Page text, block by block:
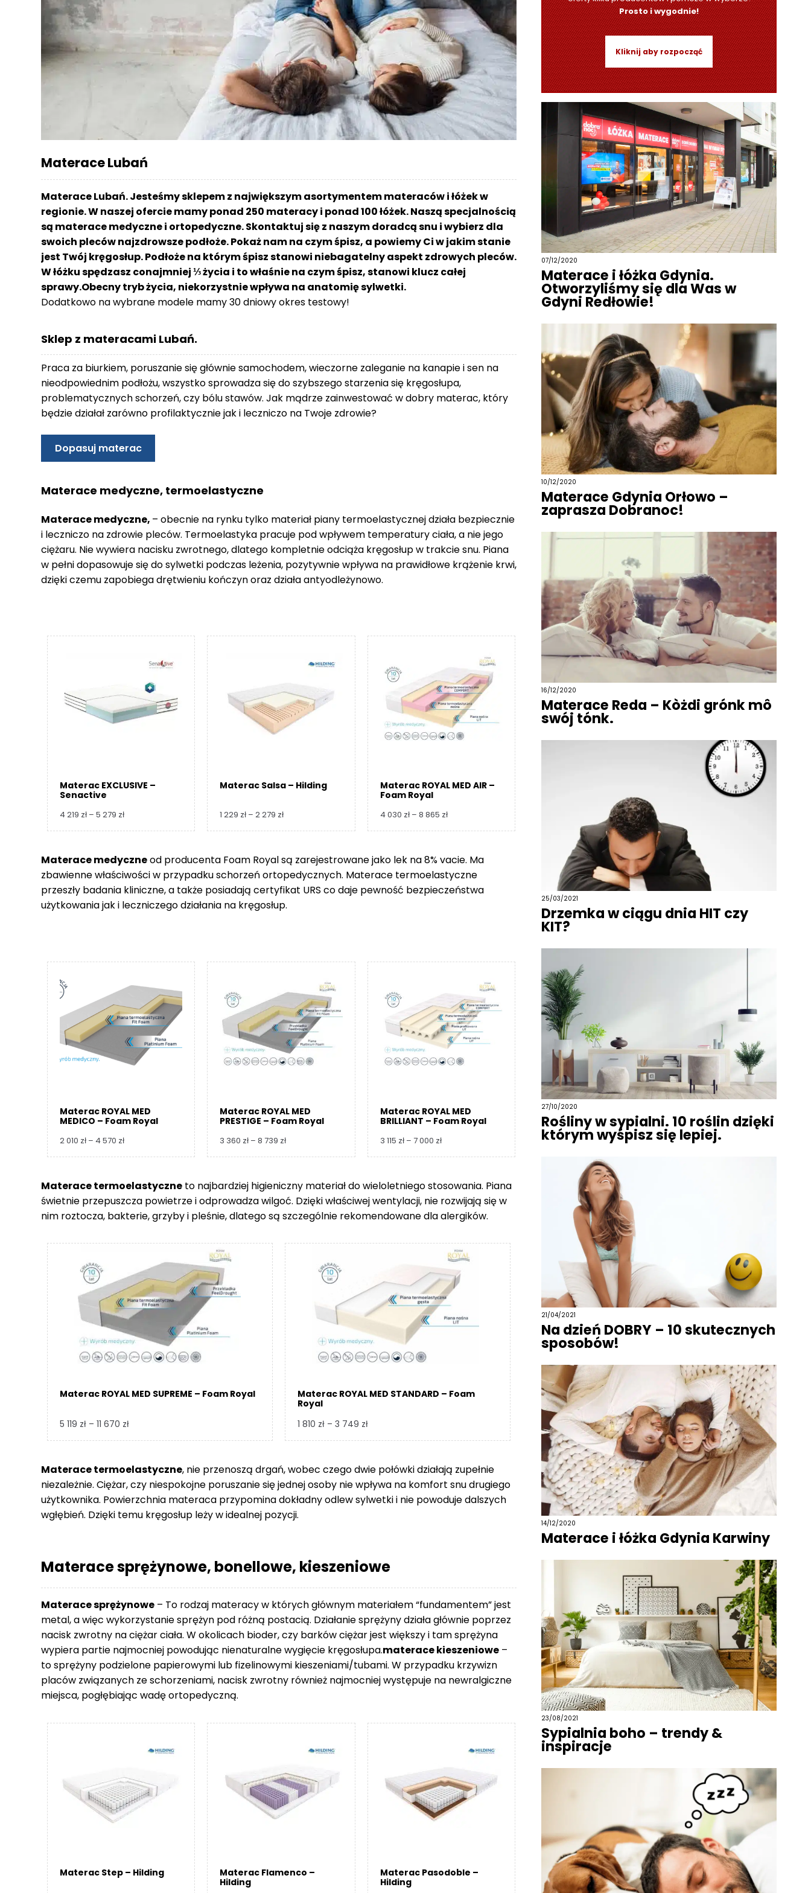
Materace Lubań
Materace Lubań. Jesteśmy sklepem z największym asortymentem materaców i łóżek w
regionie. W naszej ofercie mamy ponad 250 materacy i ponad 100 łóżek. Naszą specjalnością
są materace medyczne i ortopedyczne. Skontaktuj się z naszym doradcą snu i wybierz dla
swoich pleców najzdrowsze podłoże. Pokaż nam na czym śpisz, a powiemy Ci w jakim stanie
jest Twój kręgosłup. Podłoże na którym śpisz stanowi niebagatelny aspekt zdrowych pleców.
W łóżku spędzasz conajmniej ⅓ życia i to właśnie na czym śpisz, stanowi klucz całej
sprawy.Obecny tryb życia, niekorzystnie wpływa na anatomię sylwetki.
Dodatkowo na wybrane modele mamy 30 dniowy okres testowy!
Sklep z materacami Lubań.
Praca za biurkiem, poruszanie się głównie samochodem, wieczorne zaleganie na kanapie i sen na
nieodpowiednim podłożu, wszystko sprowadza się do szybszego starzenia się kręgosłupa,
problematycznych schorzeń, czy bólu stawów. Jak mądrze zainwestować w dobry materac, który
będzie działał zarówno profilaktycznie jak i leczniczo na Twoje zdrowie?
Dopasuj materac
Materace medyczne, termoelastyczne
Materace medyczne, – obecnie na rynku tylko materiał piany termoelastycznej działa bezpiecznie
i leczniczo na zdrowie pleców. Termoelastyka pracuje pod wpływem temperatury ciała, a nie jego
ciężaru. Nie wywiera nacisku zwrotnego, dlatego kompletnie odciąża kręgosłup w trakcie snu. Piana
w pełni dopasowuje się do sylwetki podczas leżenia, pozytywnie wpływa na prawidłowe krążenie krwi,
dzięki czemu zapobiega drętwieniu kończyn oraz działa antyodleżynowo.
Materac EXCLUSIVE –
Senactive
4 219 zł – 5 279 złZakres
219 zł
do
5
279 zł
Materac Salsa – Hilding
1 229 zł – 2 279 złZakres
229 zł
do
2
Materac ROYAL MED AIR –
Foam Royal
4 030 zł – 8 865 złZakres
030 zł
do
8
Materace medyczneod producenta Foam Royal są zarejestrowane jako lek na 8% vacie. Ma
zbawienne właściwości w przypadku schorzeń ortopedycznych. Materace termoelastyczne
przeszły badania kliniczne, a także posiadają certyfikat URS co daje pewność bezpieczeństwa
użytkowania jak i leczniczego działania na kręgosłup.
Materac ROYAL MED
MEDICO – Foam Royal
2 010 zł – 4 570 złZakres
010 zł
do
4
Materac ROYAL MED
PRESTIGE – Foam Royal
3 360 zł – 8 739 złZakres
360 zł
do
8
Materac ROYAL MED
BRILLIANT – Foam Royal
3 115 zł – 7 000 złZakres
115 zł
do
7
000 zł
Materace termoelastyczneto najbardziej higieniczny materiał do wieloletniego stosowania. Piana
świetnie przepuszcza powietrze i odprowadza wilgoć. Dzięki właściwej wentylacji, nie rozwijają się w
nim roztocza, bakterie, grzyby i pleśnie, dlatego są szczególnie rekomendowane dla alergików.
Materac ROYAL MED SUPREME – Foam Royal
5 119 zł – 11 670 złZakres
5
119 zł
do
11
670 zł
Materac ROYAL MED STANDARD – Foam
Royal
1 810 zł – 3 749 złZakres
1
810 zł
do
3
Materace termoelastyczne, nie przenoszą drgań, wobec czego dwie połówki działają zupełnie
niezależnie. Ciężar, czy niespokojne poruszanie się jednej osoby nie wpływa na komfort snu drugiego
użytkownika. Powierzchnia materaca przypomina dokładny odlew sylwetki i nie powoduje dalszych
wgłębień. Dzięki temu kręgosłup leży w idealnej pozycji.
Materace sprężynowe, bonellowe, kieszeniowe
Materace sprężynowe– To rodzaj materacy w których głównym materiałem “fundamentem” jest
metal, a więc wykorzystanie sprężyn pod różną postacią. Działanie sprężyny działa głównie poprzez
nacisk zwrotny na ciężar ciała. W okolicach bioder, czy barków ciężar jest większy i tam sprężyna
wypiera partie najmocniej powodując nienaturalne wygięcie kręgosłupa.materace kieszeniowe–
to sprężyny podzielone papierowymi lub fizelinowymi kieszeniami/tubami. W przypadku krzywizn
placów związanych ze schorzeniami, nacisk zwrotny również najmocniej występuje na newralgiczne
miejsca, pogłębiając wadę ortopedyczną.
Materac Step – Hilding
Materac Flamenco –
Hilding
Materac Pasodoble –
Hilding
Prosto i wygodnie!
Kliknij aby rozpocząć
07/12/2020
Materace i łóżka Gdynia.
Otworzyliśmy się dla Was w
Gdyni Redłowie!
10/12/2020
Materace Gdynia Orłowo –
zaprasza Dobranoc!
16/12/2020
Materace Reda – Kòżdi grónk mô
swój tónk.
25/03/2021
Drzemka w ciągu dnia HIT czy
KIT?
27/10/2020
Rośliny w sypialni. 10 roślin dzięki
którym wyśpisz się lepiej.
21/04/2021
Na dzień DOBRY – 10 skutecznych
sposobów!
14/12/2020
Materace i łóżka Gdynia Karwiny
23/08/2021
Sypialnia boho – trendy &
inspiracje